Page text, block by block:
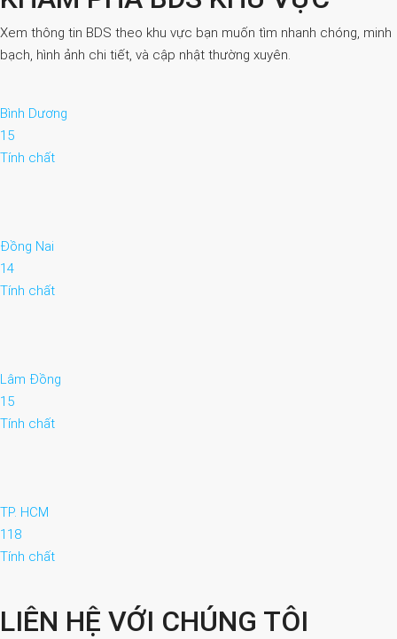
Xem thông tin BDS theo khu vực bạn muốn tìm nhanh chóng, minh
bạch, hình ảnh chi tiết, và cập nhật thường xuyên.
Bình Dương
15
Tính chất
Đồng Nai
14
Tính chất
Lâm Đồng
15
Tính chất
TP. HCM
118
Tính chất
LIÊN HỆ VỚI CHÚNG TÔI